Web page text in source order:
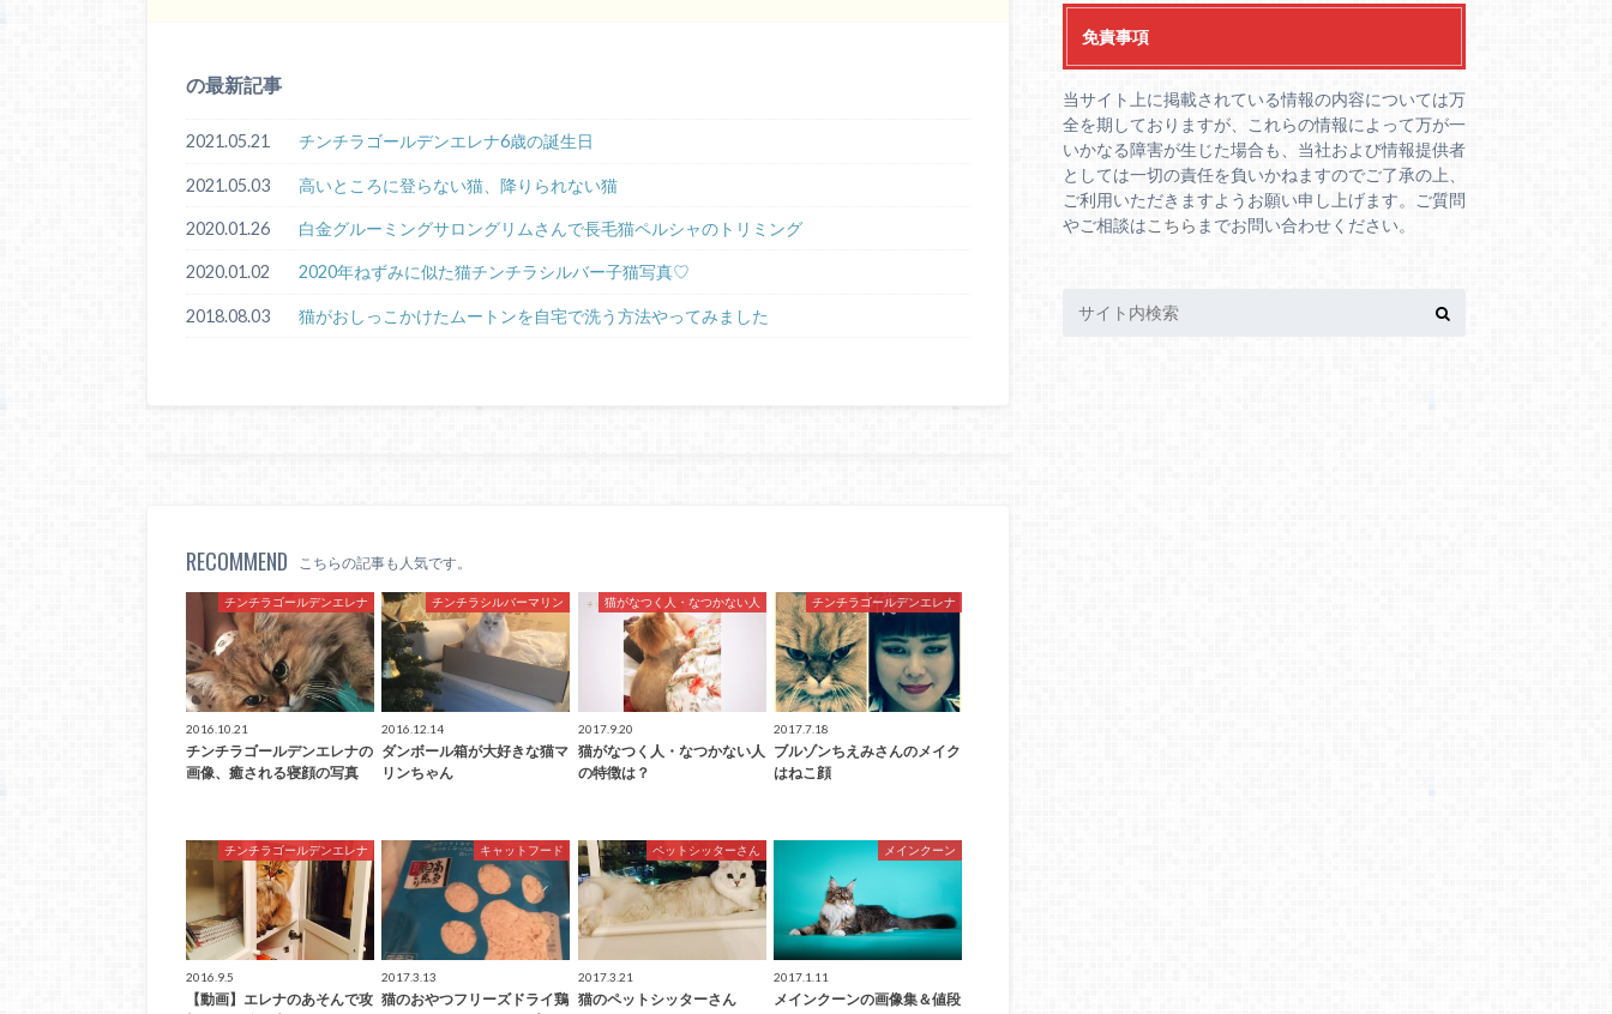
の最新記事
2021.05.21 チンチラゴールデンエレナ6歳の誕生日
2021.05.03 高いところに登らない猫、降りられない猫
2020.01.26 白金グルーミングサロングリムさんで長毛猫ペルシャのトリミング
2020.01.02 2020年ねずみに似た猫チンチラシルバー子猫写真♡
2018.08.03 猫がおしっこかけたムートンを自宅で洗う方法やってみました
RECOMMEND こちらの記事も人気です。
チンチラゴールデンエレナ
2016.10.21
チンチラゴールデンエレナの
画像、癒される寝顔の写真
チンチラシルバーマリン
2016.12.14
ダンボール箱が大好きな猫マ
リンちゃん
猫がなつく人・なつかない人
2017.9.20
猫がなつく人・なつかない人
の特徴は？
チンチラゴールデンエレナ
2017.7.18
ブルゾンちえみさんのメイク
はねこ顔
チンチラゴールデンエレナ
2016.9.5
【動画】エレナのあそんで攻
キャットフード
2017.3.13
猫のおやつフリーズドライ鶏
ペットシッターさん
2017.3.21
猫のペットシッターさん
メインクーン
2017.1.11
メインクーンの画像集＆値段
免責事項
当サイト上に掲載されている情報の内容については万
全を期しておりますが、これらの情報によって万が一
いかなる障害が生じた場合も、当社および情報提供者
としては一切の責任を負いかねますのでご了承の上、
ご利用いただきますようお願い申し上げます。ご質問
やご相談はこちら までお問い合わせください。